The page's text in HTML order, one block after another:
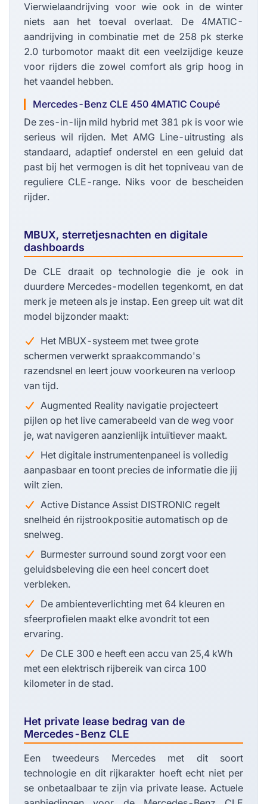
Vierwielaandrijving voor wie ook in de winter
niets aan het toeval overlaat. De 4MATIC-
aandrijving in combinatie met de 258 pk sterke
2.0 turbomotor maakt dit een veelzijdige keuze
voor rijders die zowel comfort als grip hoog in
het vaandel hebben.
Mercedes-Benz CLE 450 4MATIC Coupé
De zes-in-lijn mild hybrid met 381 pk is voor wie
serieus wil rijden. Met AMG Line-uitrusting als
standaard, adaptief onderstel en een geluid dat
past bij het vermogen is dit het topniveau van de
reguliere CLE-range. Niks voor de bescheiden
rijder.
MBUX, sterretjesnachten en digitale
dashboards
De CLE draait op technologie die je ook in
duurdere Mercedes-modellen tegenkomt, en dat
merk je meteen als je instap. Een greep uit wat dit
model bijzonder maakt:
Het MBUX-systeem met twee grote
schermen verwerkt spraakcommando's
razendsnel en leert jouw voorkeuren na verloop
van tijd.
Augmented Reality navigatie projecteert
pijlen op het live camerabeeld van de weg voor
je, wat navigeren aanzienlijk intuïtiever maakt.
Het digitale instrumentenpaneel is volledig
aanpasbaar en toont precies de informatie die jij
wilt zien.
Active Distance Assist DISTRONIC regelt
snelheid én rijstrookpositie automatisch op de
snelweg.
Burmester surround sound zorgt voor een
geluidsbeleving die een heel concert doet
verbleken.
De ambienteverlichting met 64 kleuren en
sfeerprofielen maakt elke avondrit tot een
ervaring.
De CLE 300 e heeft een accu van 25,4 kWh
met een elektrisch rijbereik van circa 100
kilometer in de stad.
Het private lease bedrag van de
Mercedes-Benz CLE
Een tweedeurs Mercedes met dit soort
technologie en dit rijkarakter hoeft echt niet per
se onbetaalbaar te zijn via private lease. Actuele